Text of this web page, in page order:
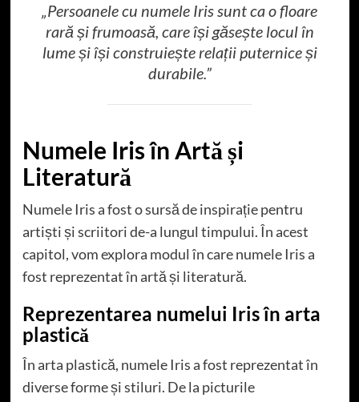
„Persoanele cu numele Iris sunt ca o floare
rară și frumoasă, care își găsește locul în
lume și își construiește relații puternice și
durabile.”
Numele Iris în Artă și
Literatură
Numele Iris a fost o sursă de inspirație pentru
artiști și scriitori de-a lungul timpului. În acest
capitol, vom explora modul în care numele Iris a
fost reprezentat în artă și literatură.
Reprezentarea numelui Iris în arta
plastică
În arta plastică, numele Iris a fost reprezentat în
diverse forme și stiluri. De la picturile